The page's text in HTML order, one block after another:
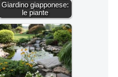
Giardino giapponese:
le piante